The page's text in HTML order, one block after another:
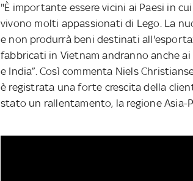
"È importante essere vicini ai Paesi in
vivono molti appassionati di Lego. La
e non produrrà beni destinati
fabbricati in Vietnam andranno anche
e India”. Così commenta Niels
è registrata una forte crescita della
stato un rallentamento, la regione Asia-